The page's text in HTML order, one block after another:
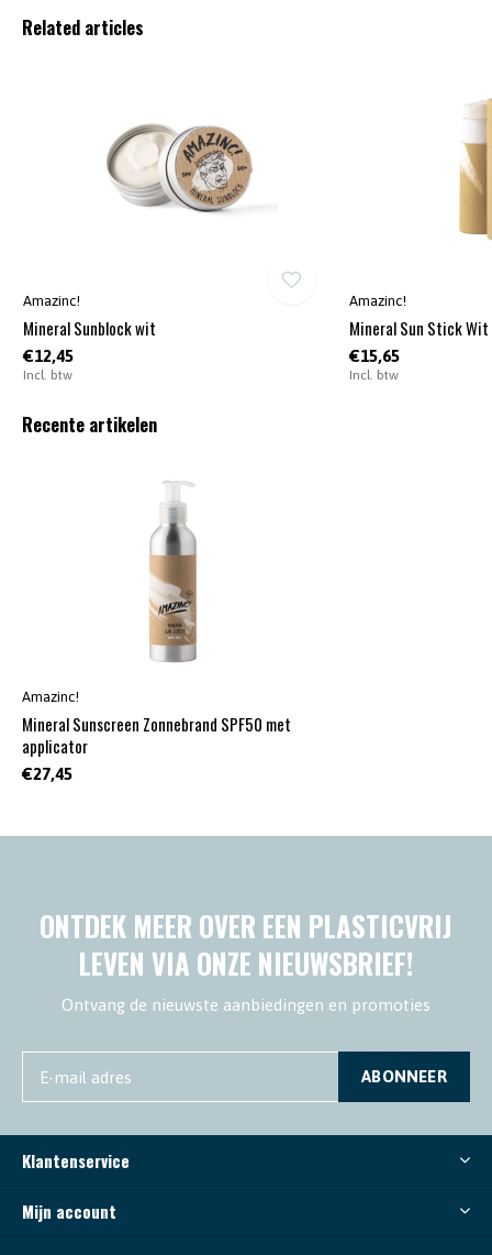
Related articles
Amazinc!
Mineral Sunblock wit
€12,45
Incl. btw
Amazinc!
Mineral Sun Stick Wit
€15,65
Incl. btw
Recente artikelen
Amazinc!
Mineral Sunscreen Zonnebrand SPF50 met
applicator
€27,45
ONTDEK MEER OVER EEN PLASTICVRIJ
LEVEN VIA ONZE NIEUWSBRIEF!
Ontvang de nieuwste aanbiedingen en promoties
ABONNEER
Klantenservice
Mijn account